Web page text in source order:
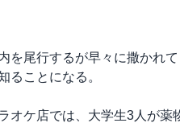
を尾行するが早々に撒かれ
ることになる。
オケ店では、大学生3人が